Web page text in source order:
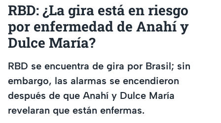
RBD: ¿La gira está en riesgo
por enfermedad de Anahí y
Dulce María?
RBD se encuentra de gira por Brasil; sin
embargo, las alarmas se encendieron
después de que Anahí y Dulce María
revelaran que están enfermas.